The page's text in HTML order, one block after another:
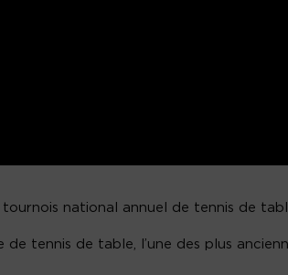
national annuel de tennis de
tennis de table, l’une des plus